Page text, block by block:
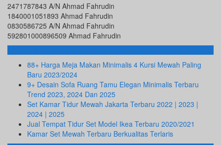
2471787843 A/N Ahmad Fahrudin
1840001051893 Ahmad Fahrudin
0830586725 A/N Ahmad Fahrudin
592801000896509 Ahmad Fahrudin
Info Terbaru
88+ Harga Meja Makan Minimalis 4 Kursi Mewah Paling
Baru 2023/2024
9+ Desain Sofa Ruang Tamu Elegan Minimalis Terbaru
Trend 2023, 2024 Dan 2025
Set Kamar Tidur Mewah Jakarta Terbaru 2022 | 2023 |
2024 | 2025
Jual Tempat Tidur Set Model Ikea Terbaru 2020/2021
Kamar Set Mewah Terbaru Berkualitas Terlaris